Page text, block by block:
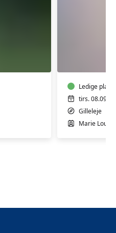
Ledige
tirs.
Gilleleje
Marie